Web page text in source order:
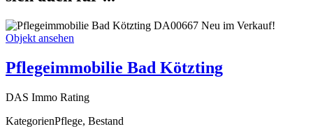
DA00667 Neu im Verkauf!
Objekt ansehen
Pflegeimmobilie Bad Kötzting
DAS Immo Rating
KategorienPflege, Bestand